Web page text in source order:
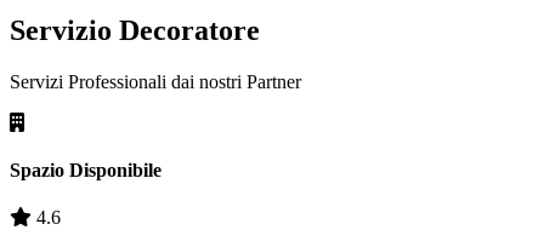
Servizio Decoratore
Servizi Professionali dai nostri Partner
Spazio Disponibile
4.6